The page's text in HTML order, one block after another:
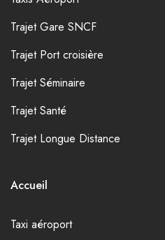
Trajet Gare SNCF
Trajet Port croisière
Trajet Séminaire
Trajet Santé
Trajet Longue Distance
Accueil
Taxi aéroport